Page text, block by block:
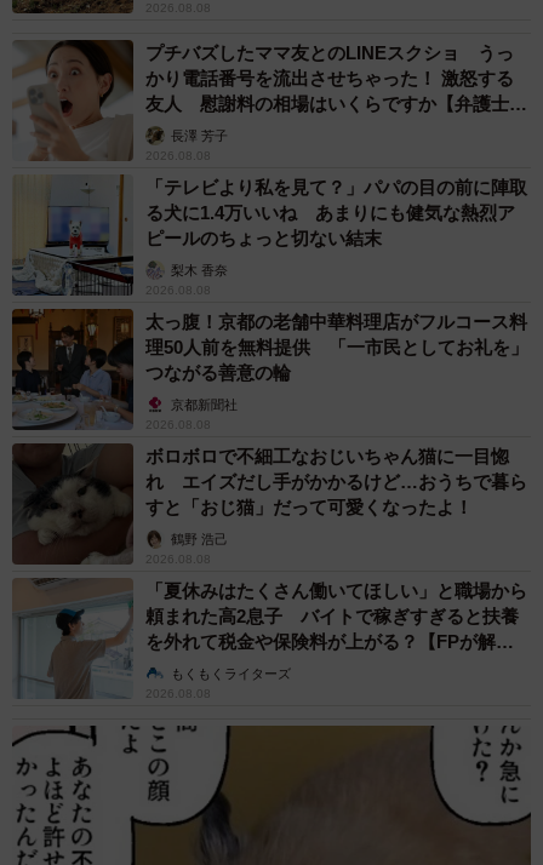
2026.08.08
プチバズしたママ友とのLINEスクショ うっ
かり電話番号を流出させちゃった！ 激怒する
友人 慰謝料の相場はいくらですか【弁護士が
解説】長澤 芳子
2026.08.08
「テレビより私を見て？」パパの目の前に陣取
る犬に1.4万いいね あまりにも健気な熱烈ア
ピールのちょっと切ない結末
梨木 香奈
2026.08.08
太っ腹！京都の老舗中華料理店がフルコース料
理50人前を無料提供 「一市民としてお礼を」
つながる善意の輪
京都新聞社
2026.08.08
ボロボロで不細工なおじいちゃん猫に一目惚
れ エイズだし手がかかるけど…おうちで暮ら
すと「おじ猫」だって可愛くなったよ！
鶴野 浩己
2026.08.08
「夏休みはたくさん働いてほしい」と職場から
頼まれた高2息子 バイトで稼ぎすぎると扶養
を外れて税金や保険料が上がる？【FPが解
説】もくもくライターズ
2026.08.08